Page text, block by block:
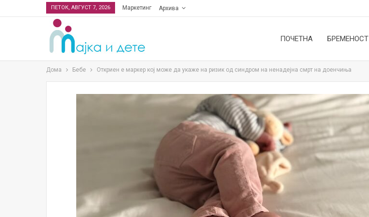
ПЕТОК, АВГУСТ 7, 2026 Маркетинг Архива
ПОЧЕТНА БРЕМЕНОСТ
Дома Бебе Откриен е маркер кој може да укаже на ризик од синдром на ненадејна смрт на доенчиња